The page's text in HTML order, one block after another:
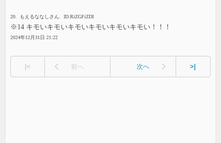
20. もえるななしさん. ID:RiZGFiZDI
※14 キモいキモいキモいキモいキモいキモい！！！
2024年12月31日 21:22
|< 前へ 次へ >|